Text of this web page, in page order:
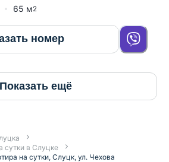
65 м2
номер
Показать ещё
сутки в Слуцке
на сутки, Слуцк, ул. Чехова